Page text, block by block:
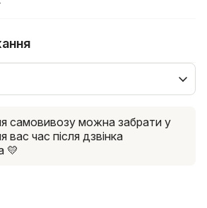
самовивозу можна забрати у
вас час після дзвінка
💛